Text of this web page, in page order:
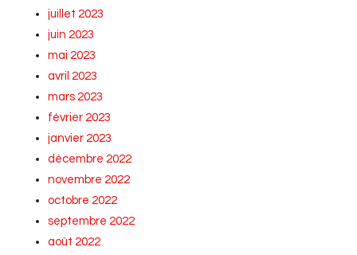
juillet 2023
juin 2023
mai 2023
avril 2023
mars 2023
février 2023
janvier 2023
décembre 2022
novembre 2022
octobre 2022
septembre 2022
août 2022